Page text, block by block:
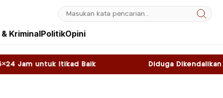
KriminalPolitikOpini
Baik Diduga Dikendalikan WNA, Sky Game di